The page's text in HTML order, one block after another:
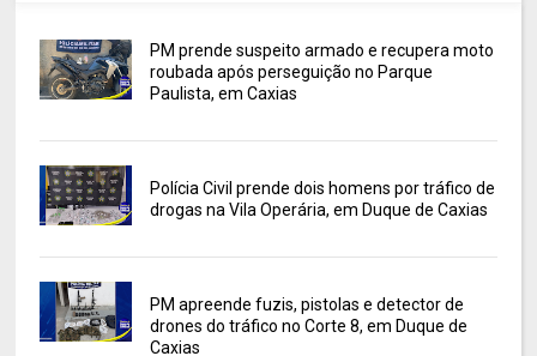
PM prende suspeito armado e recupera moto
roubada após perseguição no Parque
Paulista, em Caxias
Polícia Civil prende dois homens por tráfico de
drogas na Vila Operária, em Duque de Caxias
PM apreende fuzis, pistolas e detector de
drones do tráfico no Corte 8, em Duque de
Caxias